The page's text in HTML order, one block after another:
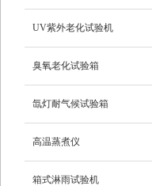
UV紫外老化试验机
臭氧老化试验箱
氙灯耐气候试验箱
高温蒸煮仪
箱式淋雨试验机